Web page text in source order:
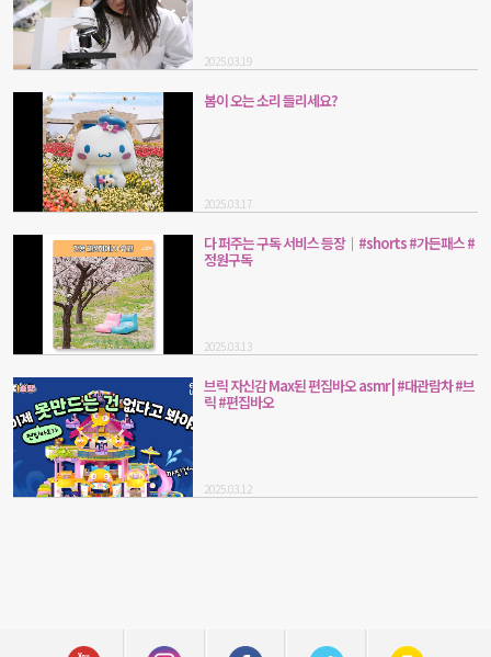
2025.03.19
봄이 오는 소리 들리세요?
2025.03.17
다 퍼주는 구독 서비스 등장｜#shorts #가든패스 #
정원구독
2025.03.13
브릭 자신감 Max된 편집바오 asmr | #대관람차 #브
릭 #편집바오
2025.03.12